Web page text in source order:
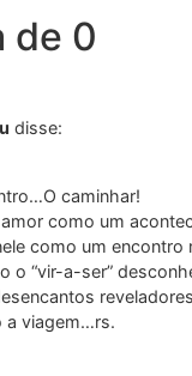
de 0
disse:
caminhar!
como um
como um encontro
o “vir-a-ser”
a viagem…rs.